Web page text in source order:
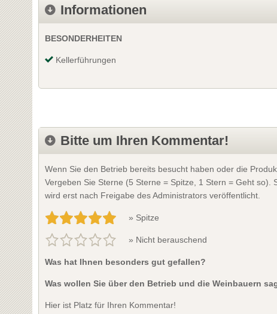
Informationen
BESONDERHEITEN
Kellerführungen
Bitte um Ihren Kommentar!
Wenn Sie den Betrieb bereits besucht haben oder die
Vergeben Sie Sterne (5 Sterne = Spitze, 1 Stern = Geht
wird erst nach Freigabe des Administrators veröffentlicht.
» Spitze
» Nicht berauschend
Was hat Ihnen besonders gut gefallen?
Was wollen Sie über den Betrieb und die Weinbauern
Hier ist Platz für Ihren Kommentar!